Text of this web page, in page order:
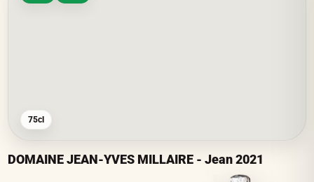
75cl
DOMAINE JEAN-YVES MILLAIRE - Jean 2021